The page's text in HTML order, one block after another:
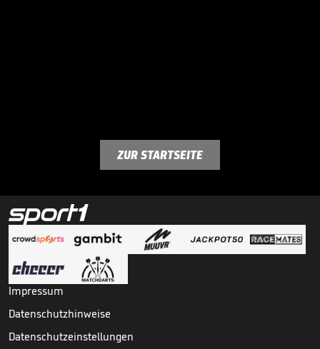
ZUR STARTSEITE
Impressum
Datenschutzhinweise
Datenschutzeinstellungen